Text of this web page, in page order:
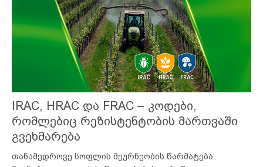
IRAC, HRAC და FRAC – კოდები,
რომლებიც რეზისტენტობის მართვაში
გვეხმარება
თანამედროვე სოფლის მეურნეობის წარმატება